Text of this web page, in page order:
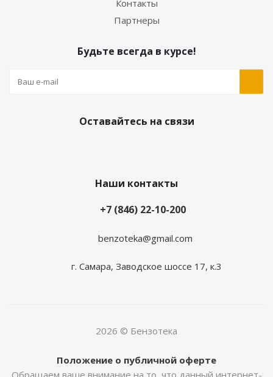
Контакты
Партнеры
Будьте всегда в курсе!
Оставайтесь на связи
Наши контакты
+7 (846) 22-10-200
benzoteka@gmail.com
г. Самара, Заводское шоссе 17, к.3
2026 © Бензотека
Положение о публичной оферте
Обращаем ваше внимание на то, что данный интернет-